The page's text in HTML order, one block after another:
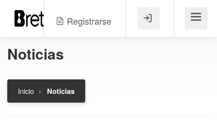
Registrarse Menú
Noticias
Inicio Noticias